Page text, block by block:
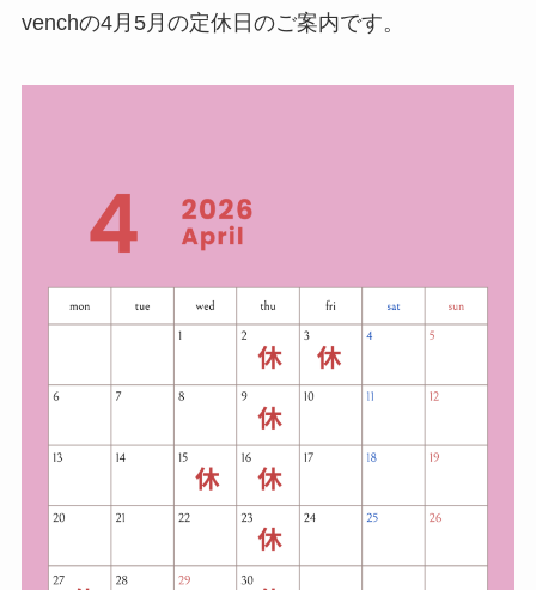
venchの4月5月の定休日のご案内です。